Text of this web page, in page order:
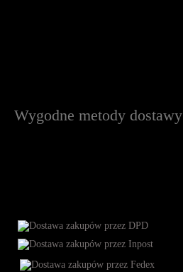
Wygodne metody dostawy